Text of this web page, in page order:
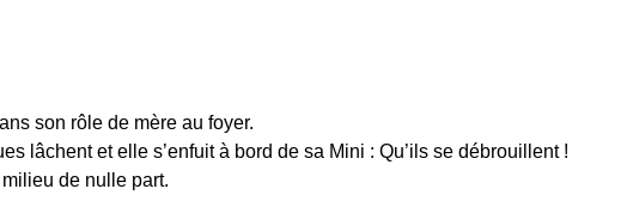
son rôle de mère au foyer.
lâchent et elle s’enfuit à bord de sa Mini : Qu’ils se débrouillent !
de nulle part.